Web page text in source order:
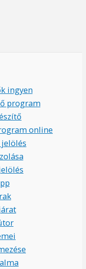
ingyen
program
online